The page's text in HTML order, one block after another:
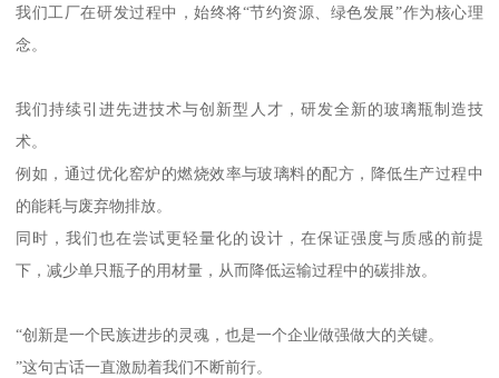
我们工厂在研发过程中，始终将“节约资源、绿色发展”作为核心理
念。
我们持续引进先进技术与创新型人才，研发全新的玻璃瓶制造技
术。
例如，通过优化窑炉的燃烧效率与玻璃料的配方，降低生产过程中
的能耗与废弃物排放。
同时，我们也在尝试更轻量化的设计，在保证强度与质感的前提
下，减少单只瓶子的用材量，从而降低运输过程中的碳排放。
“创新是一个民族进步的灵魂，也是一个企业做强做大的关键。
”这句古话一直激励着我们不断前行。